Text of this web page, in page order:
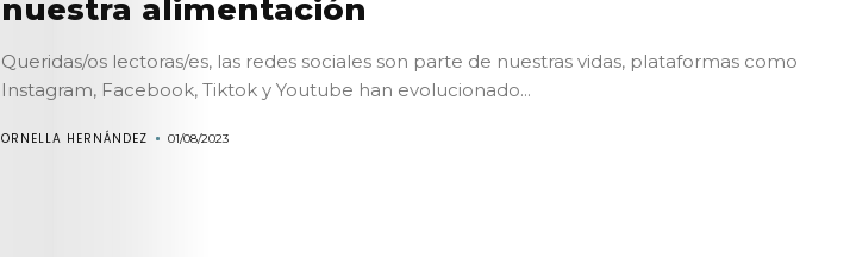
nuestra alimentación
Queridas/os lectoras/es, las redes sociales son parte de nuestras vidas, plataformas como
Instagram, Facebook, Tiktok y Youtube han evolucionado...
ORNELLA HERNÁNDEZ 01/08/2023